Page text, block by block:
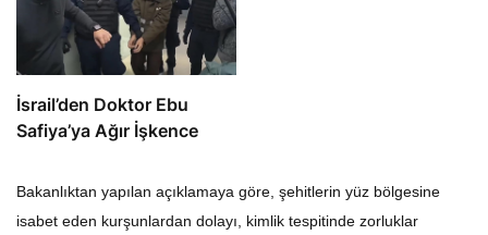
İsrail’den Doktor Ebu
Safiya’ya Ağır İşkence
Bakanlıktan yapılan açıklamaya göre, şehitlerin yüz bölgesine
isabet eden kurşunlardan dolayı, kimlik tespitinde zorluklar